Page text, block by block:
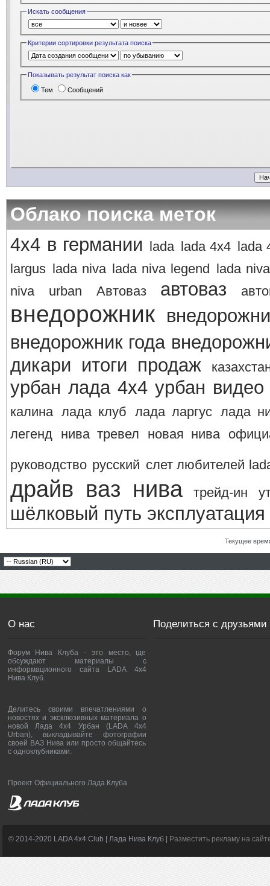
Искать сообщения
Критерии сортировки результата поиска
Показывать результат поиска как
Тем Сообщений
Облако поиска меток
4х4 в германии lada lada 4x4
lada
largus
lada niva lada niva legend
lada
niva
urban Автоваз автоваз
внедорожник
внедорожник года
дикари итоги продаж
урбан лада 4х4 урбан видео
калина лада клуб лада ларгус лада
легенд
нива тревел новая нива
руководство русский слет любителей
драйв ваз нива трейд-ин
шёлковый путь эксплуатация
Текущее
О нас
Форум Нива Клуба - это место, где
обсуждают материалы с
информационного сайта LADA 4x4
Нива Клуб.
Делитесь своими впечатлениями о
новостях и эксклюзивных материала о
новой Лада 4х4 Урбан (LADA 4x4
Urban), выкладывайте фотографии
своей ВАЗ Нива или просто общайтесь
с одноклубниками.
Проект Официального Лада Клуба
Поделиться с друзьями
© 2014-2020 LADA 4x4 Club | Лада Нива Клуб | Разместить рекламу на